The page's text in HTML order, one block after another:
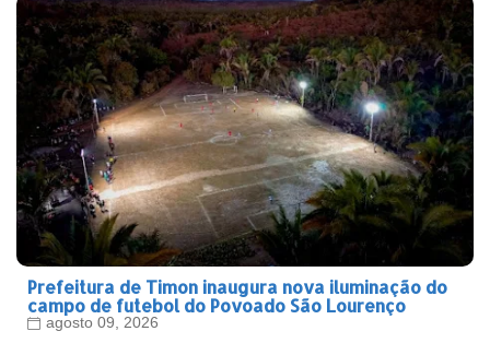
Prefeitura de Timon inaugura nova iluminação do
campo de futebol do Povoado São Lourenço
agosto 09, 2026